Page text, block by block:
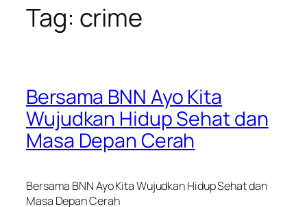
Tag: crime
Bersama BNN Ayo Kita
Wujudkan Hidup Sehat dan
Masa Depan Cerah
Bersama BNN Ayo Kita Wujudkan Hidup Sehat dan
Masa Depan Cerah